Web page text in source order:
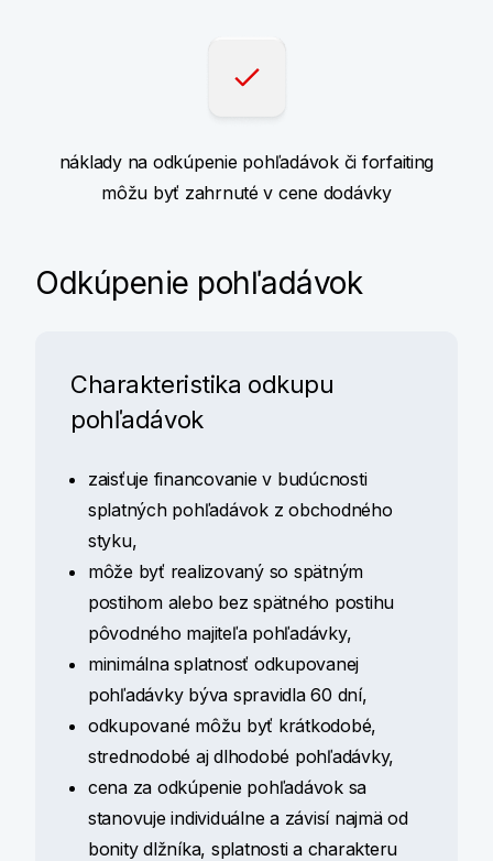
náklady na odkúpenie pohľadávok či forfaiting
môžu byť zahrnuté v cene dodávky
Odkúpenie pohľadávok
Charakteristika odkupu
pohľadávok
zaisťuje financovanie v budúcnosti
splatných pohľadávok z obchodného
styku,
môže byť realizovaný so spätným
postihom alebo bez spätného postihu
pôvodného majiteľa pohľadávky,
minimálna splatnosť odkupovanej
pohľadávky býva spravidla 60 dní,
odkupované môžu byť krátkodobé,
strednodobé aj dlhodobé pohľadávky,
cena za odkúpenie pohľadávok sa
stanovuje individuálne a závisí najmä od
bonity dlžníka, splatnosti a charakteru